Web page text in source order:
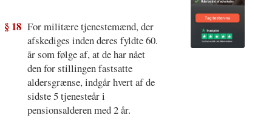
§ 18 For militære tjenestemænd, der
afskediges inden deres fyldte 60.
år som følge af, at de har nået
den for stillingen fastsatte
aldersgrænse, indgår hvert af de
sidste 5 tjenesteår i
pensionsalderen med 2 år.